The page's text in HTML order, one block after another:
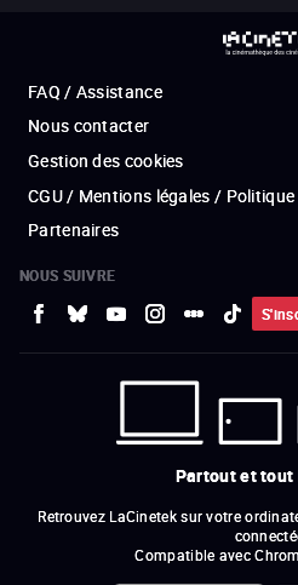
FAQ / Assistance
Nous contacter
Gestion des cookies
CGU / Mentions légales /
Partenaires
NOUS SUIVRE
Partout et tout
Retrouvez LaCinetek sur votre
Compatible avec